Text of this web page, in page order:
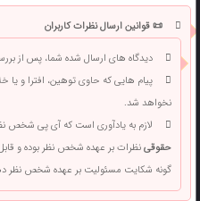
📜 قوانین ارسال نظرات کاربران
دیدگاه های ارسال شده شما، پس از
پیام هایی که حاوی توهین، افترا و یا
نخواهد شد.
لازم به یادآوری است که آی پی شخص
حقوقینظرات بر عهده شخص نظر بوده و
گونه شکایت مسئولیت بر عهده شخص نظر